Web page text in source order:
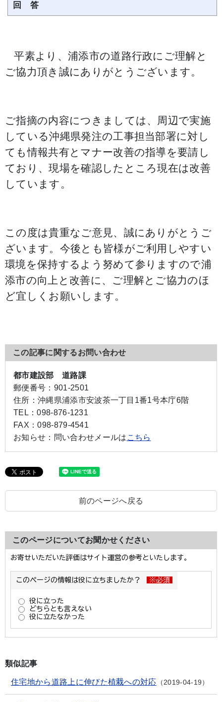
回 答
平素より、浦添市の道路行政にご理解と
ご協力頂き誠にありがとうございます。
ご指摘の内容につきましては、周辺で実施
している沖縄県発注の工事担当部署に対し
ても情報共有とマナー改善の指導を要請し
ており、現場を確認したところ現在は改善
しています。
この度は貴重なご意見、誠にありがとうご
ざいます。今後とも皆様がご利用しやすい
環境を保持するよう努めて参りますので浦
添市の向上と改善に、ご理解とご協力のほ
ど宜しくお願いします。
この記事に関するお問い合わせ
都市建設部 道路課
郵便番号： 901-2501
住所： 沖縄県浦添市安波茶一丁目1番1号本庁6階
TEL：098-876-1231
FAX：098-879-4541
お知らせ： 問い合わせメールは こちら
前のページへ戻る
このページについてお聞かせください
類似記事
住宅地から道路上に伸びた植栽への対応 2019-04-19